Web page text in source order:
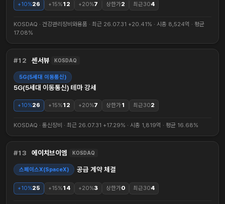
+10%26 +15%12 +20%7 상한가2 최근304
KOSDAQ · 건강관리장비와용품 · 최근 26.07.31 +20.41% · 시총 8,524억 · 평균
17.08%
12 센서뷰 KOSDAQ
5G(5세대 이동통신)
5G(5세대 이동통신) 테마 강세
+10%26 +15%12 +20%7 상한가1 최근302
KOSDAQ · 통신장비 · 최근 26.07.31 +17.29% · 시총 1,819억 · 평균 16.68%
13 에이치브이엠 KOSDAQ
스페이스X(SpaceX) 공급 계약 체결
+10%25 +15%14 +20%3 상한가0 최근304